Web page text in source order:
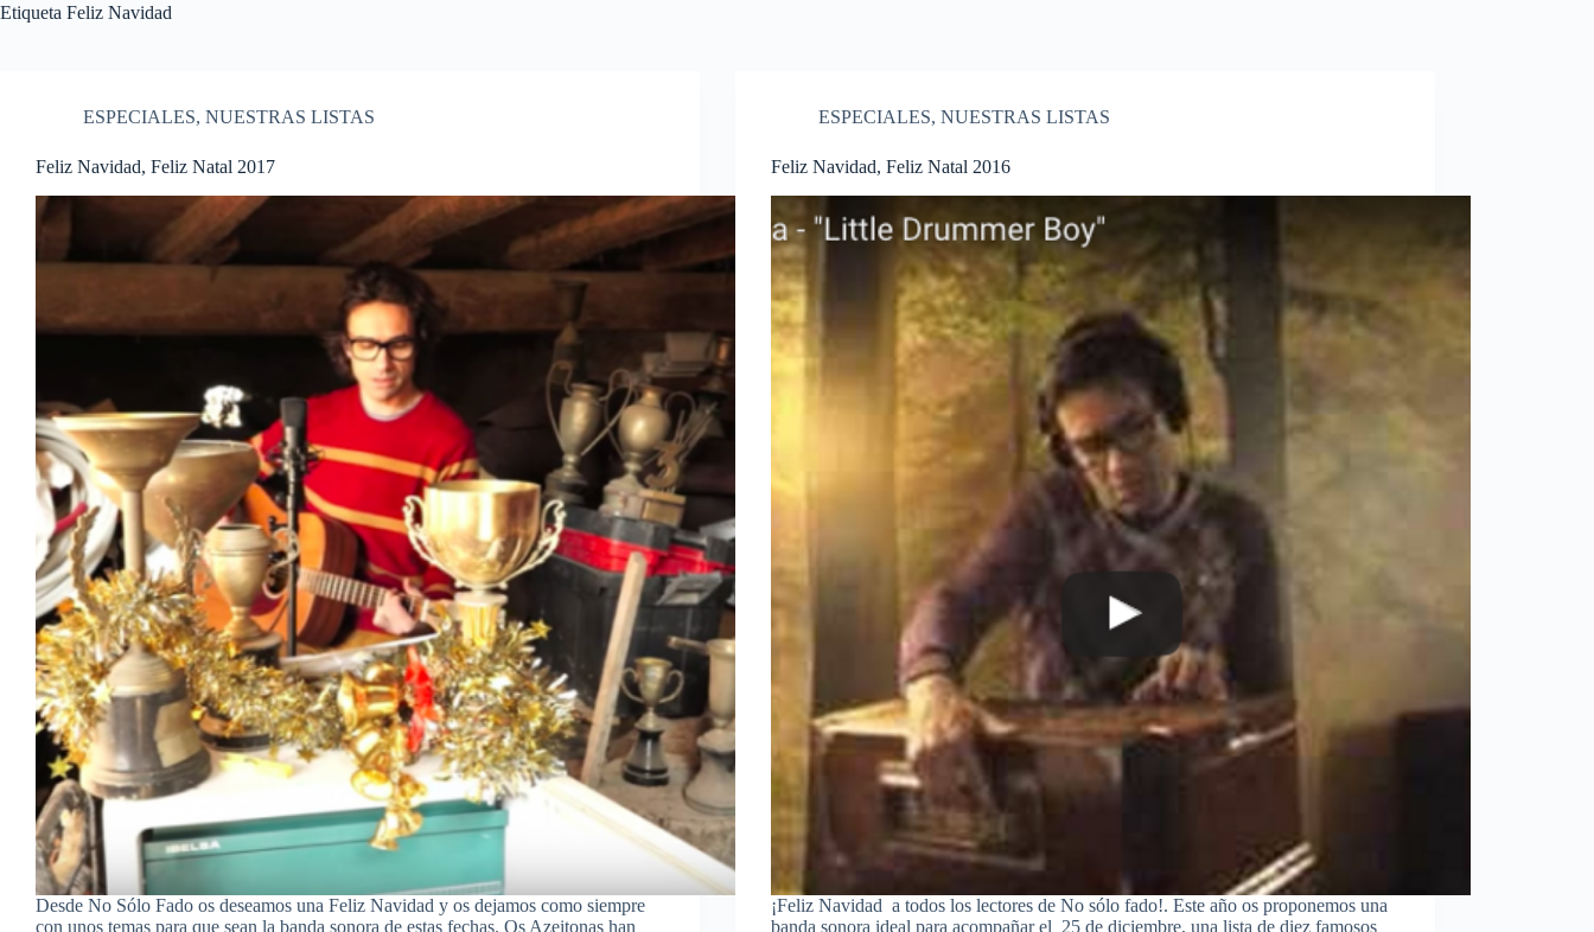
Etiqueta Feliz Navidad
ESPECIALES, NUESTRAS LISTAS
Feliz Navidad, Feliz Natal 2017
Desde No Sólo Fado os deseamos una Feliz Navidad y os dejamos como siempre
con unos temas para que sean la banda sonora de estas fechas. Os Azeitonas han
ESPECIALES, NUESTRAS LISTAS
Feliz Navidad, Feliz Natal 2016
¡Feliz Navidad a todos los lectores de No sólo fado!. Este año os proponemos una
banda sonora ideal para acompañar el 25 de diciembre, una lista de diez famosos